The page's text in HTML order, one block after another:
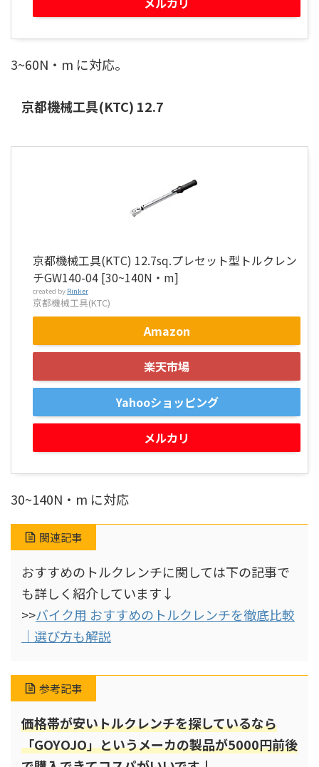
3~60N・m に対応。
京都機械工具(KTC) 12.7
京都機械工具(KTC) 12.7sq.プレセット型トルクレン
チGW140-04 [30~140N・m]
created by Rinker
京都機械工具(KTC)
Amazon
楽天市場
Yahooショッピング
メルカリ
30~140N・m に対応
関連記事
おすすめのトルクレンチに関しては下の記事で
も詳しく紹介しています↓
>>バイク用 おすすめのトルクレンチを徹底比較
｜選び方も解説
参考記事
価格帯が安いトルクレンチを探しているなら
「GOYOJO」というメーカの製品が5000円前後